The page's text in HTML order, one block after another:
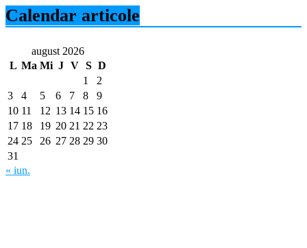
Calendar articole
august 2026
L Ma Mi J V S D
1
2
3
4 5 6 7 8
9
10 11 12 13 14 15 16
17 18 19 20 21 22 23
24 25 26 27 28 29 30
31
« iun.